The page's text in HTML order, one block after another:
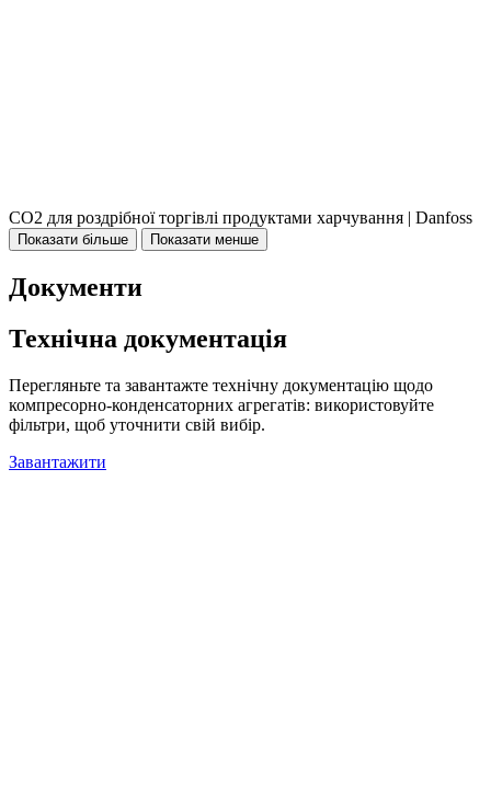
СО2 для роздрібної торгівлі продуктами харчування | Danfoss
Показати більше Показати менше
Документи
Технічна документація
Перегляньте та завантажте технічну документацію щодо
компресорно-конденсаторних агрегатів: використовуйте
фільтри, щоб уточнити свій вибір.
Завантажити